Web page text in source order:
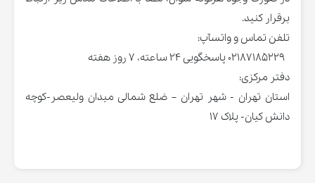
برقرار کنید.
تلفن تماس و واتسآپ:
دفتر مرکزی:
استان تهران - شهر تهران – ضلع شمالی میدان ولیعصر-کوچه
دانش کیان- پلاک 17